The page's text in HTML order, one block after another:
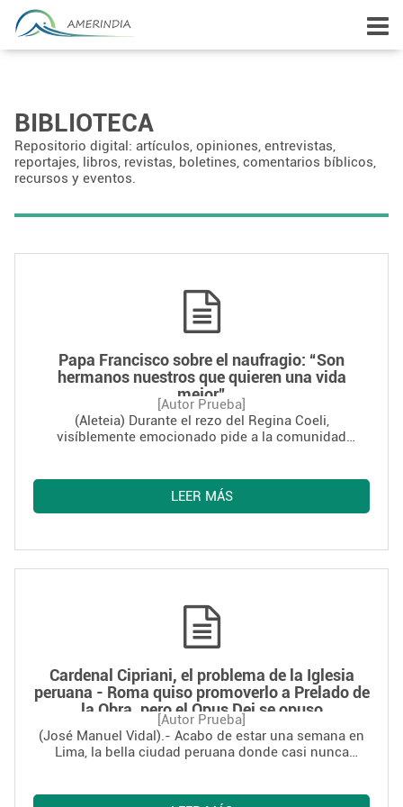
BIBLIOTECA
Repositorio digital: artículos, opiniones, entrevistas,
reportajes, libros, revistas, boletines, comentarios bíblicos,
recursos y eventos.
Papa Francisco sobre el naufragio: “Son
hermanos nuestros que quieren una vida
mejor”
[Autor Prueba]
(Aleteia) Durante el rezo del Regina Coeli,
visíblemente emocionado pide a la comunidad
LEER MÁS
Cardenal Cipriani, el problema de la Iglesia
peruana - Roma quiso promoverlo a Prelado de
la Obra, pero el Opus Dei se opuso
[Autor Prueba]
(José Manuel Vidal).- Acabo de estar una semana en
Lima, la bella ciudad peruana donde casi nunca
las diversas sensibilidades, en los que pude pulsar en